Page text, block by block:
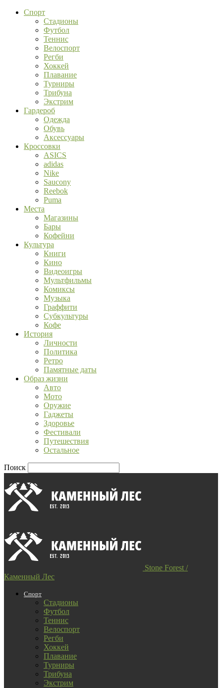
Спорт
Стадионы
Футбол
Теннис
Велоспорт
Регби
Хоккей
Плавание
Турниры
Трибуна
Экстрим
Гардероб
Одежда
Обувь
Аксессуары
Кроссовки
ASICS
adidas
Nike
Saucony
Reebok
Puma
Места
Магазины
Бары
Кофейни
Культура
Книги
Кино
Видеоигры
Мультфильмы
Комиксы
Музыка
Граффити
Субкультуры
Кофе
История
Личности
Политика
Ретро
Памятные даты
Образ жизни
Авто
Мото
Оружие
Гаджеты
Здоровье
Фестивали
Путешествия
Остальное
Поиск
Stone Forest /
Каменный Лес
Спорт
Стадионы
Футбол
Теннис
Велоспорт
Регби
Хоккей
Плавание
Турниры
Трибуна
Экстрим